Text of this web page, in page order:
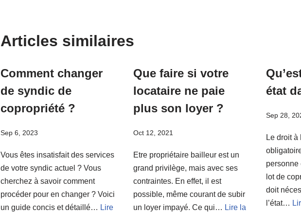
Articles similaires
Comment changer
de syndic de
copropriété ?
Sep 6, 2023
Vous êtes insatisfait des services
de votre syndic actuel ? Vous
cherchez à savoir comment
procéder pour en changer ? Voici
un guide concis et détaillé… Lire
Que faire si votre
locataire ne paie
plus son loyer ?
Oct 12, 2021
Etre propriétaire bailleur est un
grand privilège, mais avec ses
contraintes. En effet, il est
possible, même courant de subir
un loyer impayé. Ce qui… Lire la
état
Sep 28,
Le droit à
personne
lot de
doit
l’état…